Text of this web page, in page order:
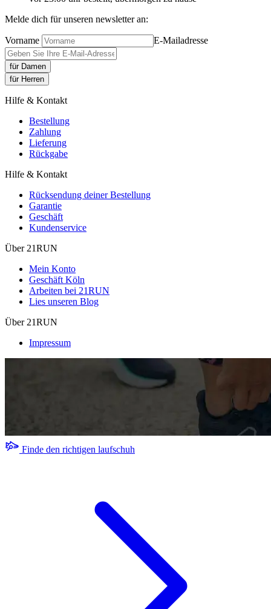
Melde dich für unseren newsletter an:
Vorname E-Mailadresse
für Damen
für Herren
Hilfe & Kontakt
Bestellung
Zahlung
Lieferung
Rückgabe
Hilfe & Kontakt
Rücksendung deiner Bestellung
Garantie
Geschäft
Kundenservice
Über 21RUN
Mein Konto
Geschäft Köln
Arbeiten bei 21RUN
Lies unseren Blog
Über 21RUN
Impressum
Finde den richtigen laufschuh